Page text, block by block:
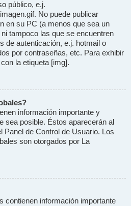
público, e.j.
No puede publicar
en su PC (a menos que sea un
tampoco las que se encuentren
de autenticación, e.j. hotmail o
por contraseñas, etc. Para exhibir
la etiqueta [img].
información importante y
sea posible. Éstos aparecerán al
Panel de Control de Usuario. Los
son otorgados por La
contienen información importante